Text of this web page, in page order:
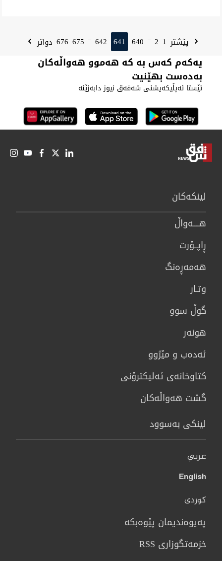
پێشتر 1
2
...
640
641
642
...
675
676 دواتر
یەکەم کەس بە کە هەموو هەواڵەکان
بەدەست بهێنیت
ئێستا ئەپڵیکەیشنی شەفەق نیوز دابەزێنە
لینكەكان
هــــه‌واڵ
ڕاپــۆرت
هه‌مه‌ڕه‌نگ
وتـار
گوڵ سوو
هونه‌ر
ئەدەب و مێژوو
كتاوخانه‌ی ئه‌ليكترۆنی
گشت هەواڵەکان
لینکی بەسوود
عربي
English
کوردی
پەیوەندیمان پێوەبکە
خزمەتگوزاری RSS